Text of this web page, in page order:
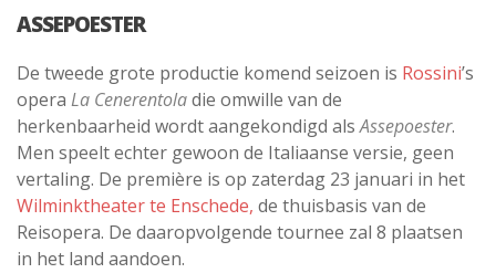
ASSEPOESTER
De tweede grote productie komend seizoen is Rossini’s
opera La Cenerentoladie omwille van de
herkenbaarheid wordt aangekondigd alsAssepoester.
Men speelt echter gewoon de Italiaanse versie, geen
vertaling. De première is op zaterdag 23 januari in het
Wilminktheater te Enschede, de thuisbasis van de
Reisopera. De daaropvolgende tournee zal 8 plaatsen
in het land aandoen.